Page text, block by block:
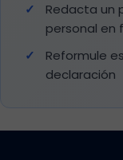
Redacta un
personal en
Reformule
declaración